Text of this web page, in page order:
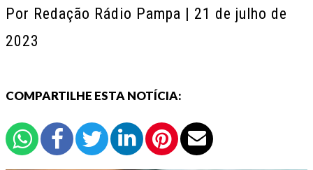
Por Redação Rádio Pampa | 21 de julho de
2023
COMPARTILHE ESTA NOTÍCIA: